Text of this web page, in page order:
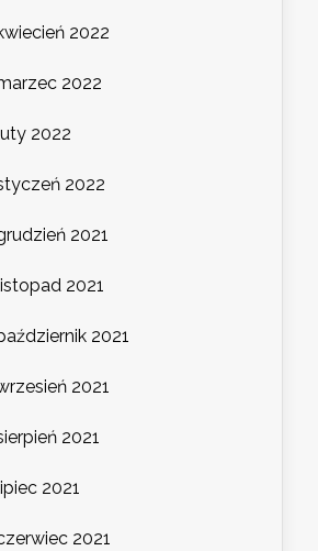
2022
2022
2022
2022
2021
2021
2021
2021
2021
2021
2021